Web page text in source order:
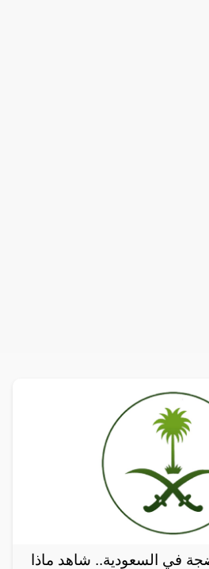
ضجة في السعودية.. شاهد ماذا